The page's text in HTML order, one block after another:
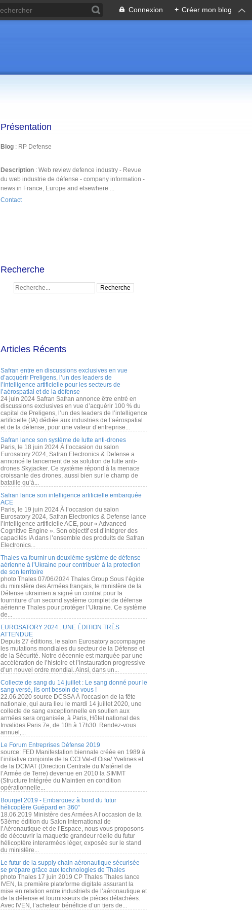
Connexion + Créer mon blog
Présentation
Blog : RP Defense
Description : Web review defence industry - Revue
du web industrie de défense - company information -
news in France, Europe and elsewhere ...
Contact
Recherche
Articles Récents
Safran entre en discussions exclusives en vue
d’acquérir Preligens, l’un des leaders de
l’intelligence artificielle pour les secteurs de
l’aérospatial et de la défense
24 juin 2024 Safran Safran annonce être entré en
discussions exclusives en vue d’acquérir 100 % du
capital de Preligens, l’un des leaders de l’intelligence
artificielle (IA) dédiée aux industries de l’aérospatial
et de la défense, pour une valeur d’entreprise...
Safran lance son système de lutte anti-drones
Paris, le 18 juin 2024 À l’occasion du salon
Eurosatory 2024, Safran Electronics & Defense a
annoncé le lancement de sa solution de lutte anti-
drones Skyjacker. Ce système répond à la menace
croissante des drones, aussi bien sur le champ de
bataille qu’à...
Safran lance son intelligence artificielle embarquée
ACE
Paris, le 19 juin 2024 À l’occasion du salon
Eurosatory 2024, Safran Electronics & Defense lance
l’intelligence artificielle ACE, pour « Advanced
Cognitive Engine ». Son objectif est d’intégrer des
capacités IA dans l’ensemble des produits de Safran
Electronics...
Thales va fournir un deuxième système de défense
aérienne à l’Ukraine pour contribuer à la protection
de son territoire
photo Thales 07/06/2024 Thales Group Sous l’égide
du ministère des Armées français, le ministère de la
Défense ukrainien a signé un contrat pour la
fourniture d’un second système complet de défense
aérienne Thales pour protéger l’Ukraine. Ce système
de...
EUROSATORY 2024 : UNE ÉDITION TRÈS
ATTENDUE
Depuis 27 éditions, le salon Eurosatory accompagne
les mutations mondiales du secteur de la Défense et
de la Sécurité. Notre décennie est marquée par une
accélération de l’histoire et l’instauration progressive
d’un nouvel ordre mondial. Ainsi, dans un...
Collecte de sang du 14 juillet : Le sang donné pour le
sang versé, ils ont besoin de vous !
22.06.2020 source DCSSA À l'occasion de la fête
nationale, qui aura lieu le mardi 14 juillet 2020, une
collecte de sang exceptionnelle en soutien aux
armées sera organisée, à Paris, Hôtel national des
Invalides Paris 7e, de 10h à 17h30. Rendez-vous
annuel,...
Le Forum Entreprises Défense 2019
source: FED Manifestation biennale créée en 1989 à
l’initiative conjointe de la CCI Val-d’Oise/ Yvelines et
de la DCMAT (Direction Centrale du Matériel de
l’Armée de Terre) devenue en 2010 la SIMMT
(Structure Intégrée du Maintien en condition
opérationnelle...
Bourget 2019 - Embarquez à bord du futur
hélicoptère Guépard en 360°
18.06.2019 Ministère des Armées A l’occasion de la
53ème édition du Salon International de
l’Aéronautique et de l’Espace, nous vous proposons
de découvrir la maquette grandeur réelle du futur
hélicoptère interarmées léger, exposée sur le stand
du ministère...
Le futur de la supply chain aéronautique sécurisée
se prépare grâce aux technologies de Thales
photo Thales 17 juin 2019 CP Thales Thales lance
IVEN, la première plateforme digitale assurant la
mise en relation entre industriels de l’aéronautique et
de la défense et fournisseurs de pièces détachées.
Avec IVEN, l’acheteur bénéficie d’un tiers de...